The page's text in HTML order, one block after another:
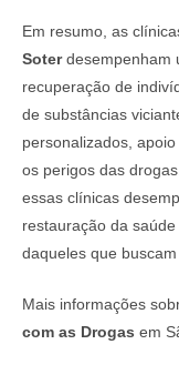
Em resumo, as
Soterdesempenham
recuperação de
de substâncias
personalizados,
os perigos das
essas clínicas
restauração da
daqueles que buscam
Mais informações
com as Drogas em